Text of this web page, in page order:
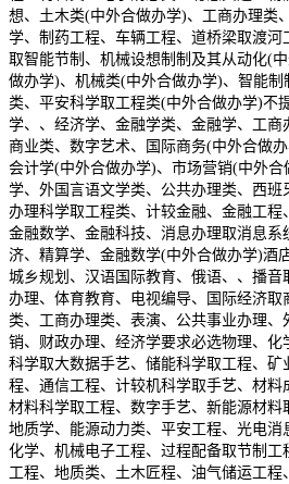
想、土木类(中外合做办学)、工商办理类
学、制药工程、车辆工程、道桥梁取渡
取智能节制、机械设想制制及其从动化(
做办学)、机械类(中外合做办学)、智能
类、平安科学取工程类(中外合做办学)不
学、、经济学、金融学类、金融学、工商
商业类、数字艺术、国际商务(中外合做
会计学(中外合做办学)、市场营销(中外
学、外国言语文学类、公共办理类、西班
办理科学取工程类、计较金融、金融工程
金融数学、金融科技、消息办理取消息
济、精算学、金融数学(中外合做办学)酒
城乡规划、汉语国际教育、俄语、、播
办理、体育教育、电视编导、国际经济
类、工商办理类、表演、公共事业办理、
销、财政办理、经济学要求必选物理、
科学取大数据手艺、储能科学取工程、矿
程、通信工程、计较机科学取手艺、材料
材料科学取工程、数字手艺、新能源材料
地质学、能源动力类、平安工程、光电消
化学、机械电子工程、过程配备取节制工
工程、地质类、土木匠程、油气储运工程